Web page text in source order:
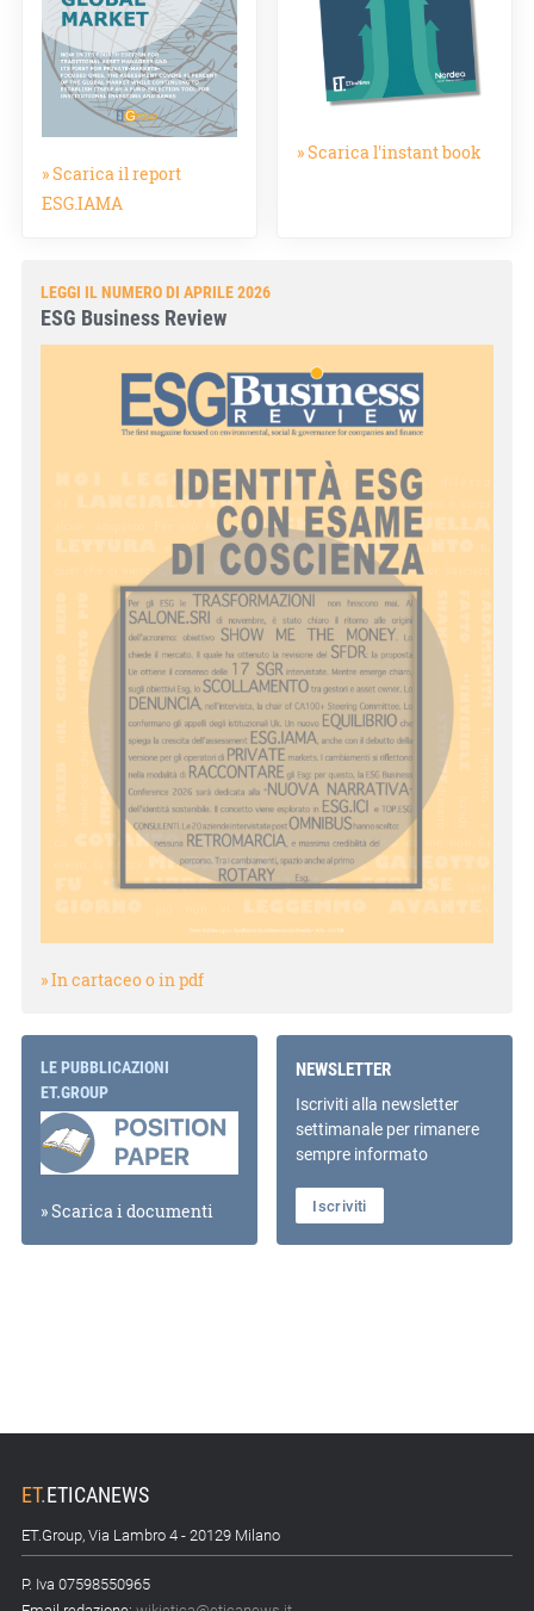
» Scarica il report
ESG.IAMA
» Scarica l'instant book
LEGGI IL NUMERO DI APRILE 2026
ESG Business Review
» In cartaceo o in pdf
LE PUBBLICAZIONI
ET.GROUP
» Scarica i documenti
NEWSLETTER
Iscriviti alla newsletter
settimanale per rimanere
sempre informato
Iscriviti
ET.ETICANEWS
ET.Group, Via Lambro 4 - 20129 Milano
P. Iva 07598550965